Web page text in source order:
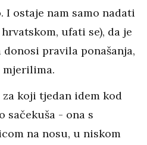
I ostaje nam samo nadati
ufati se), da je
pravila ponašanja,
koji tjedan idem kod
sačekuša - ona s
na nosu, u niskom